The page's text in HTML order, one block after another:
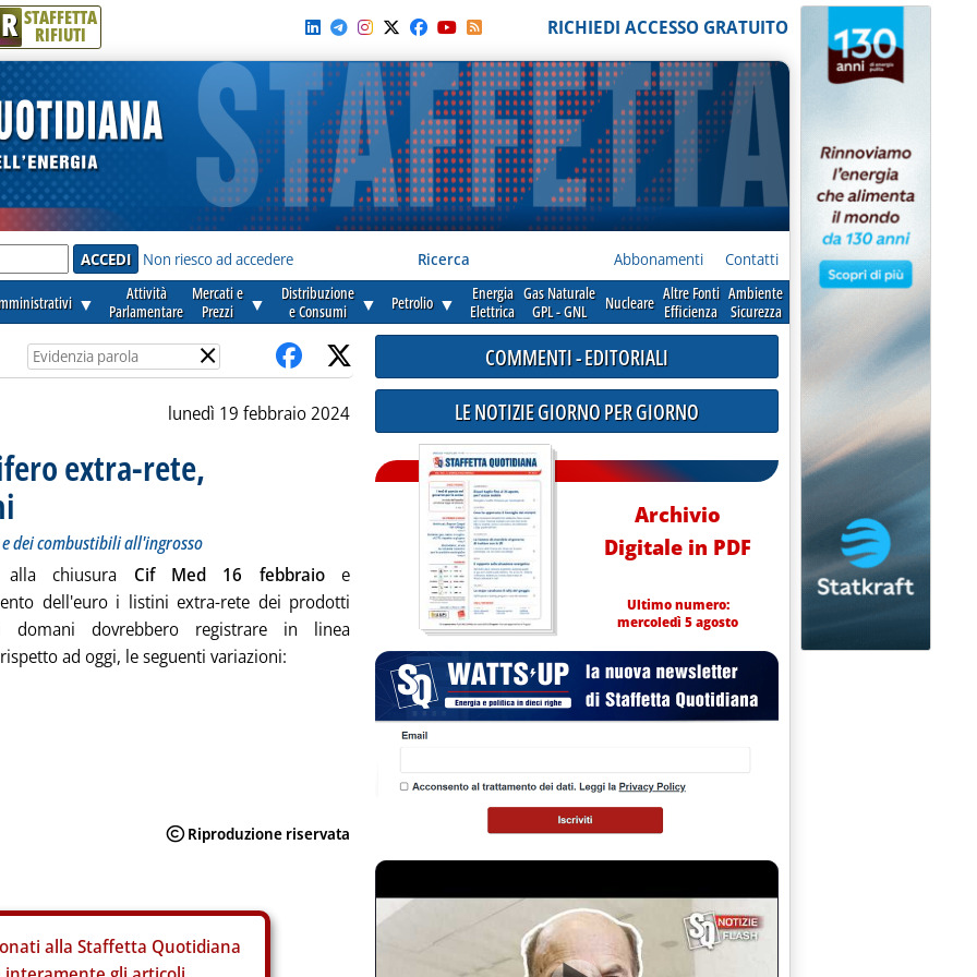
R STAFFETTA
RIFIUTI RICHIEDI ACCESSO GRATUITO
Non riesco ad accedere Ricerca Abbonamenti Contatti
▼
Attività
Parlamentare
Mercati e
Prezzi
▼
Distribuzione
e Consumi
▼ Petrolio ▼
Energia
Elettrica
Gas Naturale
GPL - GNL
Nucleare Altre Fonti
Efficienza
Ambiente
Sicurezza
×
lunedì 19 febbraio 2024
extra-rete,
dei combustibili all'ingrosso
chiusura Cif Med 16 febbraioe
dell'euro i listini extra-rete dei prodotti
domani dovrebbero registrare in linea
ad oggi, le seguenti variazioni:
alla Staffetta Quotidiana
COMMENTI - EDITORIALI
LE NOTIZIE GIORNO PER GIORNO
Archivio
Digitale in PDF
Ultimo numero:
mercoledì 5 agosto